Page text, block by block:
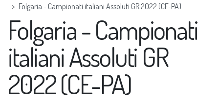
Folgaria - Campionati italiani Assoluti GR 2022 (CE-PA)
Folgaria - Campionati
italiani Assoluti GR
2022 (CE-PA)